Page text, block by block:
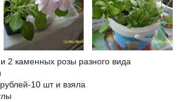
2 каменных розы разного вида
10 шт и взяла